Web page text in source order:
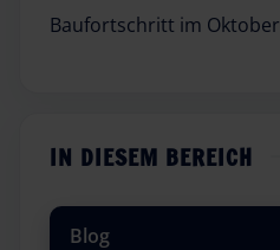
Baufortschritt im Oktober
IN DIESEM BEREICH
Blog